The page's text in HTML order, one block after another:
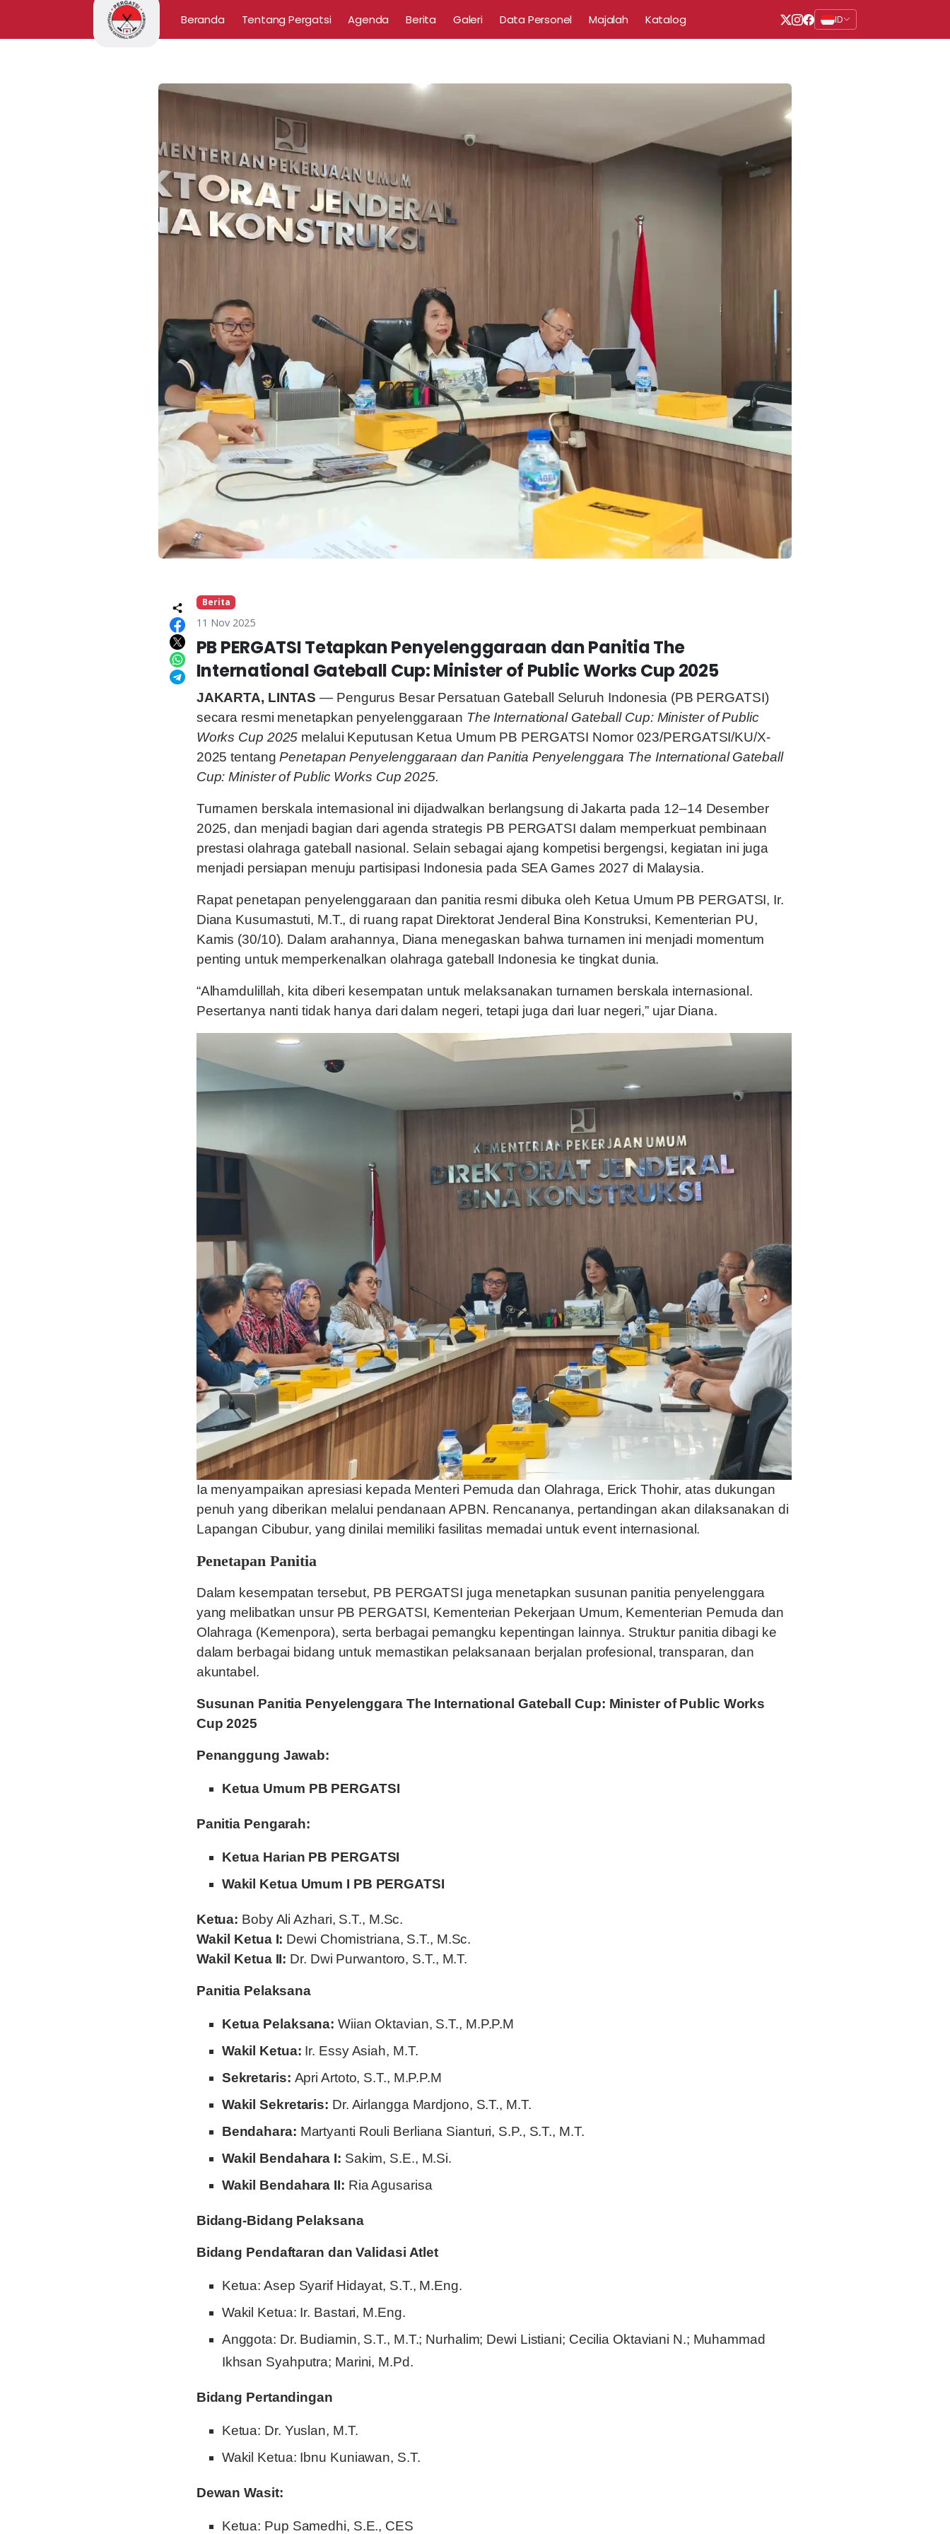
Beranda Tentang Pergatsi Agenda Berita Galeri Data Personel Majalah Katalog ID
Berita
11 Nov 2025
PB PERGATSI Tetapkan Penyelenggaraan dan Panitia The
International Gateball Cup: Minister of Public Works Cup 2025
JAKARTA, LINTAS — Pengurus Besar Persatuan Gateball Seluruh Indonesia (PB PERGATSI)
secara resmi menetapkan penyelenggaraan The International Gateball Cup: Minister of Public
Works Cup 2025 melalui Keputusan Ketua Umum PB PERGATSI Nomor 023/PERGATSI/KU/X-
2025 tentangPenetapan Penyelenggaraan dan Panitia Penyelenggara The International Gateball
Cup: Minister of Public Works Cup 2025.
Turnamen berskala internasional ini dijadwalkan berlangsung di Jakarta pada 12–14 Desember
2025, dan menjadi bagian dari agenda strategis PB PERGATSI dalam memperkuat pembinaan
prestasi olahraga gateball nasional. Selain sebagai ajang kompetisi bergengsi, kegiatan ini juga
menjadi persiapan menuju partisipasi Indonesia pada SEA Games 2027 di Malaysia.
Rapat penetapan penyelenggaraan dan panitia resmi dibuka oleh Ketua Umum PB PERGATSI, Ir.
Diana Kusumastuti, M.T., di ruang rapat Direktorat Jenderal Bina Konstruksi, Kementerian PU,
Kamis (30/10). Dalam arahannya, Diana menegaskan bahwa turnamen ini menjadi momentum
penting untuk memperkenalkan olahraga gateball Indonesia ke tingkat dunia.
“Alhamdulillah, kita diberi kesempatan untuk melaksanakan turnamen berskala internasional.
Pesertanya nanti tidak hanya dari dalam negeri, tetapi juga dari luar negeri,” ujar Diana.
Ia menyampaikan apresiasi kepada Menteri Pemuda dan Olahraga, Erick Thohir, atas dukungan
penuh yang diberikan melalui pendanaan APBN. Rencananya, pertandingan akan dilaksanakan di
Lapangan Cibubur, yang dinilai memiliki fasilitas memadai untuk event internasional.
Penetapan Panitia
Dalam kesempatan tersebut, PB PERGATSI juga menetapkan susunan panitia penyelenggara
yang melibatkan unsur PB PERGATSI, Kementerian Pekerjaan Umum, Kementerian Pemuda dan
Olahraga (Kemenpora), serta berbagai pemangku kepentingan lainnya. Struktur panitia dibagi ke
dalam berbagai bidang untuk memastikan pelaksanaan berjalan profesional, transparan, dan
akuntabel.
Susunan Panitia Penyelenggara The International Gateball Cup: Minister of Public Works
Cup 2025
Penanggung Jawab:
Ketua Umum PB PERGATSI
Panitia Pengarah:
Ketua Harian PB PERGATSI
Wakil Ketua Umum I PB PERGATSI
Ketua: Boby Ali Azhari, S.T., M.Sc.
Wakil Ketua I: Dewi Chomistriana, S.T., M.Sc.
Wakil Ketua II: Dr. Dwi Purwantoro, S.T., M.T.
Panitia Pelaksana
Ketua Pelaksana: Wiian Oktavian, S.T., M.P.P.M
Wakil Ketua: Ir. Essy Asiah, M.T.
Sekretaris: Apri Artoto, S.T., M.P.P.M
Wakil Sekretaris: Dr. Airlangga Mardjono, S.T., M.T.
Bendahara: Martyanti Rouli Berliana Sianturi, S.P., S.T., M.T.
Wakil Bendahara I: Sakim, S.E., M.Si.
Wakil Bendahara II: Ria Agusarisa
Bidang-Bidang Pelaksana
Bidang Pendaftaran dan Validasi Atlet
Ketua: Asep Syarif Hidayat, S.T., M.Eng.
Wakil Ketua: Ir. Bastari, M.Eng.
Anggota: Dr. Budiamin, S.T., M.T.; Nurhalim; Dewi Listiani; Cecilia Oktaviani N.; Muhammad
Ikhsan Syahputra; Marini, M.Pd.
Bidang Pertandingan
Ketua: Dr. Yuslan, M.T.
Wakil Ketua: Ibnu Kuniawan, S.T.
Dewan Wasit:
Ketua: Pup Samedhi, S.E., CES